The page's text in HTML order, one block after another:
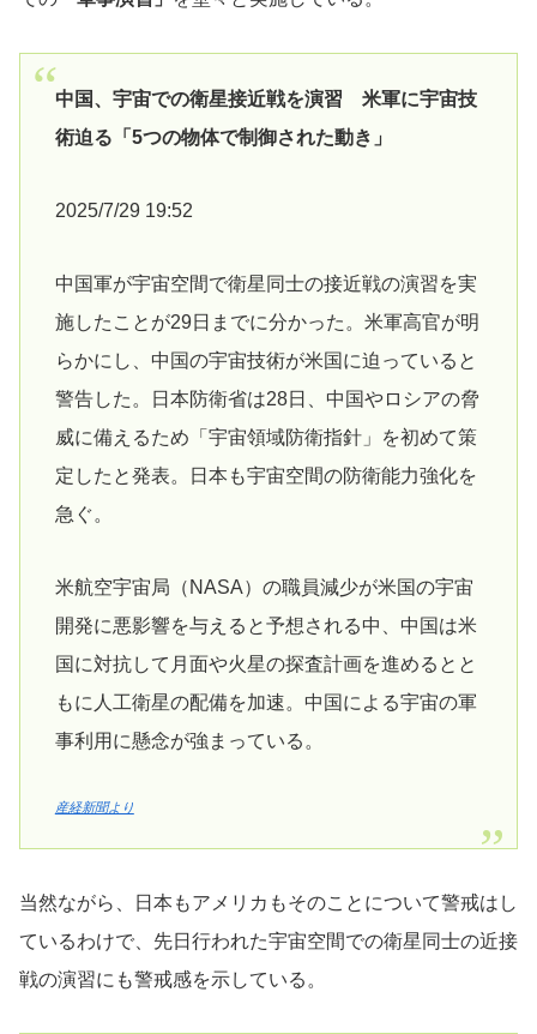
中国、宇宙での衛星接近戦を演習 米軍に宇宙技
術迫る「5つの物体で制御された動き」
2025/7/29 19:52
中国軍が宇宙空間で衛星同士の接近戦の演習を実
施したことが29日までに分かった。米軍高官が明
らかにし、中国の宇宙技術が米国に迫っていると
警告した。日本防衛省は28日、中国やロシアの脅
威に備えるため「宇宙領域防衛指針」を初めて策
定したと発表。日本も宇宙空間の防衛能力強化を
急ぐ。
米航空宇宙局（NASA）の職員減少が米国の宇宙
開発に悪影響を与えると予想される中、中国は米
国に対抗して月面や火星の探査計画を進めるとと
もに人工衛星の配備を加速。中国による宇宙の軍
事利用に懸念が強まっている。
産経新聞より
当然ながら、日本もアメリカもそのことについて警戒はし
ているわけで、先日行われた宇宙空間での衛星同士の近接
戦の演習にも警戒感を示している。